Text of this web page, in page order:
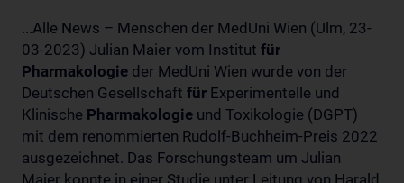
...Alle News – Menschen der MedUni Wien (Ulm, 23-
03-2023) Julian Maier vom Institut für
Pharmakologie der MedUni Wien wurde von der
Deutschen Gesellschaft für Experimentelle und
Klinische Pharmakologie und Toxikologie (DGPT)
mit dem renommierten Rudolf-Buchheim-Preis 2022
ausgezeichnet. Das Forschungsteam um Julian
Maier konnte in einer Studie unter Leitung von Harald